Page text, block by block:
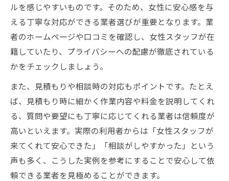
ルを感じやすいものです。そのため、女性に安心感を与
える丁寧な対応ができる業者選びが重要となります。業
者のホームページや口コミを確認し、女性スタッフが在
籍していたり、プライバシーへの配慮が徹底されている
かをチェックしましょう。
また、見積もりや相談時の対応もポイントです。たとえ
ば、見積もり時に細かく作業内容や料金を説明してくれ
る、質問や要望にも丁寧に応じてくれる業者は信頼度が
高いといえます。実際の利用者からは「女性スタッフが
来てくれて安心できた」「相談がしやすかった」という
声も多く、こうした実例を参考にすることで安心して依
頼できる業者を見極めることができます。